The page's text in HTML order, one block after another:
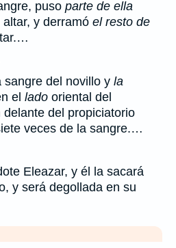
puso parte de ella
y derramó el resto de
sangre del novillo y la
el lado oriental del
del propiciatorio
veces de la sangre.…
Eleazar, y él la sacará
y será degollada en su